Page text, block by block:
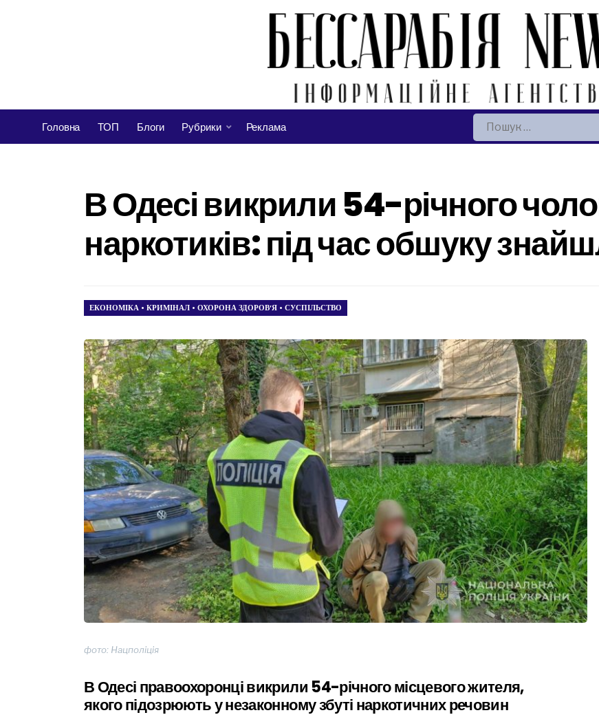
Головна ТОП Блоги Рубрики Реклама Пошук:
В Одесі викрили 54-річного
наркотиків: під час обшуку
ЕКОНОМІКА • КРИМІНАЛ • ОХОРОНА ЗДОРОВ’Я • СУСПІЛЬСТВО
фото: Нацполіція
В Одесі правоохоронці викрили 54-річного місцевого жителя,
якого підозрюють у незаконному збуті наркотичних речовин